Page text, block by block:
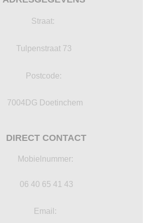
Straat:
Tulpenstraat 73
Postcode:
7004DG Doetinchem
DIRECT CONTACT
Mobielnummer:
06 40 65 41 43
Email: